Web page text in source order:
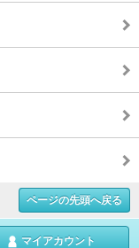
ページの先頭へ戻る
マイアカウント